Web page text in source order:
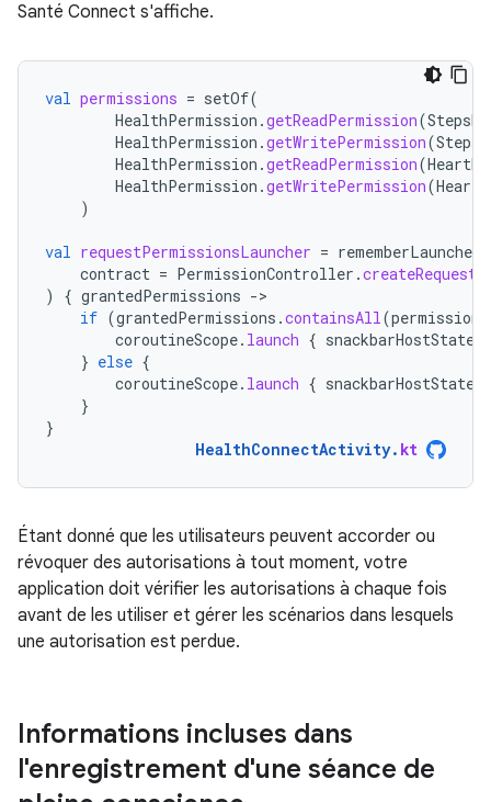
Santé Connect s'affiche.
val permissions = setOf(
HealthPermission .getReadPermission(
HealthPermission .getWritePermission(
HealthPermission .getReadPermission(
HealthPermission .getWritePermission(
)
val requestPermissionsLauncher =
contract = PermissionController .
)
{ grantedPermissions -
if (grantedPermissions .containsAll(permissions
coroutineScope. launch { snackbarHostState
} else {
coroutineScope. launch { snackbarHostState
}
}
HealthConnectActivity. kt
Étant donné que les utilisateurs peuvent accorder ou
révoquer des autorisations à tout moment, votre
application doit vérifier les autorisations à chaque fois
avant de les utiliser et gérer les scénarios dans lesquels
une autorisation est perdue.
Informations incluses dans
l'enregistrement d'une séance de